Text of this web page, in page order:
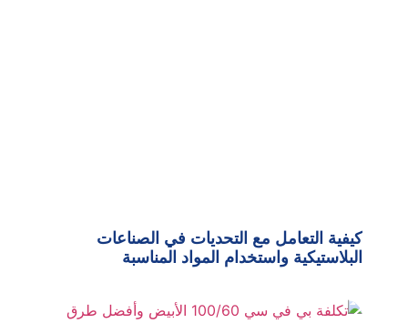
كيفية التعامل مع التحديات في الصناعات
البلاستيكية واستخدام المواد المناسبة